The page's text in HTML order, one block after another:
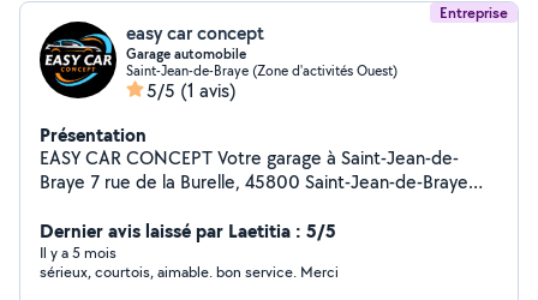
Entreprise
easy car concept
Garage automobile
Saint-Jean-de-Braye (Zone d'activités Ouest)
5/5 (1 avis)
Présentation
EASY CAR CONCEPT Votre garage à Saint-Jean-de-
Braye 7 rue de la Burelle, 45800 Saint-Jean-de-Braye
les prestations de mécanique automobile, pour tous
types de véhicules : Entretien courant (vidange, filtres,
révision) Freinage (plaquettes, disques) Distribution
Dernier avis laissé par Laetitia : 5/5
Il y a 5 mois
sérieux, courtois, aimable. bon service. Merci